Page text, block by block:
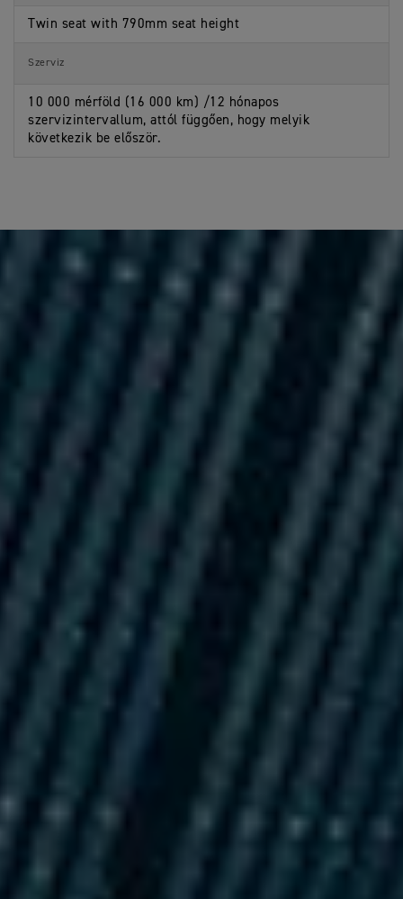
Twin seat with 790mm seat height
Szerviz
10 000 mérföld (16 000 km) /12 hónapos
szervizintervallum, attól függően, hogy melyik
következik be először.